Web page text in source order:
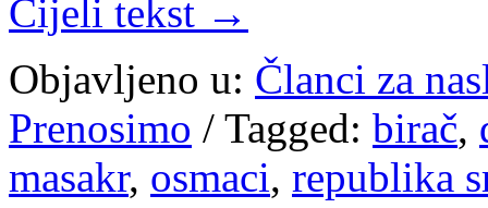
Cijeli tekst →
Objavljeno u: Članci za
Prenosimo / Tagged: birač,
masakr, osmaci, republika